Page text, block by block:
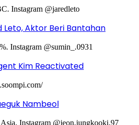
Aktor Beri Bantahan
Kim Reactivated
Nambeol